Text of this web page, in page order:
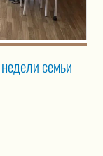
семьи